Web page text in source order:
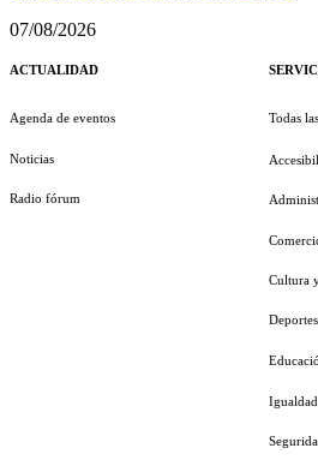
07/08/2026
ACTUALIDAD
Agenda de eventos
Noticias
Radio fórum
Todas
Cultura
Deportes
Igualdad